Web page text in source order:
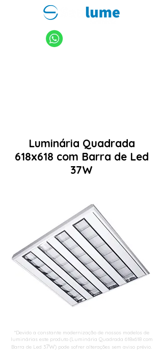
Luminária Quadrada
618x618 com Barra de Led
37W
*Devido a constante modernização de nossos modelos de
luminárias este produto (Luminária Quadrada 618x618 com
Barra de Led 37W) pode sofrer alterações sem aviso prévio.